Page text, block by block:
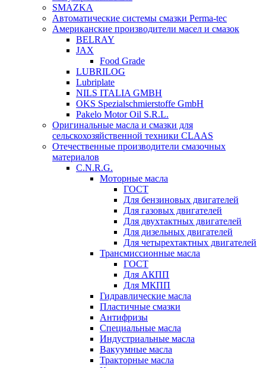
SMAZKA
Автоматические системы смазки Perma-tec
Американские производители масел и смазок
BELRAY
JAX
Food Grade
LUBRILOG
Lubriplate
NILS ITALIA GMBH
OKS Spezialschmierstoffe GmbH
Pakelo Motor Oil S.R.L.
Оригинальные масла и смазки для
сельскохозяйственной техники CLAAS
Отечественные производители смазочных
материалов
C.N.R.G.
Моторные масла
ГОСТ
Для бензиновых двигателей
Для газовых двигателей
Для двухтактных двигателей
Для дизельных двигателей
Для четырехтактных двигателей
Трансмиссионные масла
ГОСТ
Для АКПП
Для МКПП
Гидравлические масла
Пластичные смазки
Антифризы
Специальные масла
Индустриальные масла
Вакуумные масла
Тракторные масла